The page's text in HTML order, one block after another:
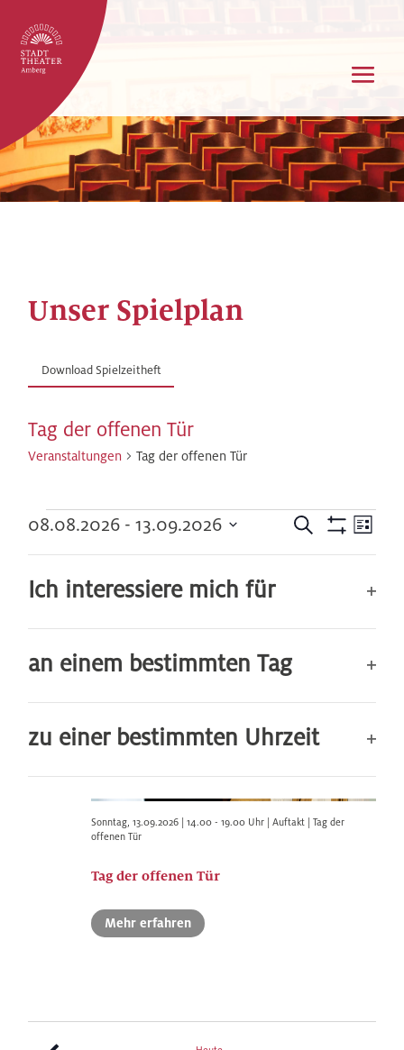
Unser Spielplan
Download Spielzeitheft
Tag der offenen Tür
Veranstaltungen Tag der offenen Tür
Veranstaltungen
Such-
Suche
filters
Liste
any
form
cause
Ich interessiere mich für
an einem bestimmten Tag
zu einer bestimmten Uhrzeit
08.08.2026 - 13.09.2026
Datum
wählen.
Sonntag,13.09.2026 | 14.00 -19.00 Uhr |Auftakt | Tag der
offenen Tür
Tag der offenen Tür
Mehr erfahren